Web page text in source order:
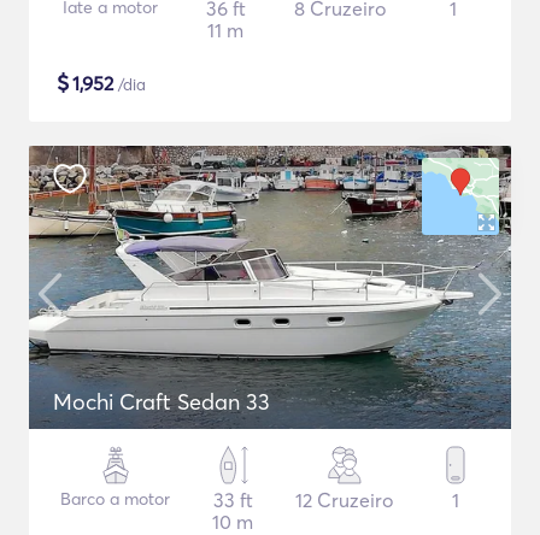
Iate a motor
36 ft
11 m
8 Cruzeiro 1
$1,952/dia
Mochi Craft Sedan 33
Barco a motor
33 ft
10 m
12 Cruzeiro 1